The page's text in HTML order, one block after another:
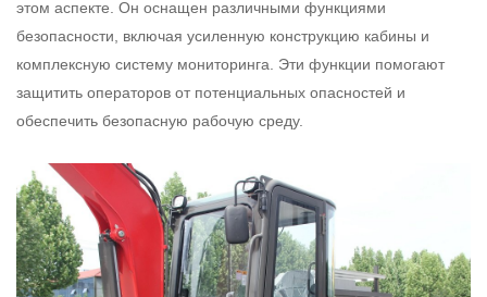
этом аспекте. Он оснащен различными функциями
безопасности, включая усиленную конструкцию кабины и
комплексную систему мониторинга. Эти функции помогают
защитить операторов от потенциальных опасностей и
обеспечить безопасную рабочую среду.